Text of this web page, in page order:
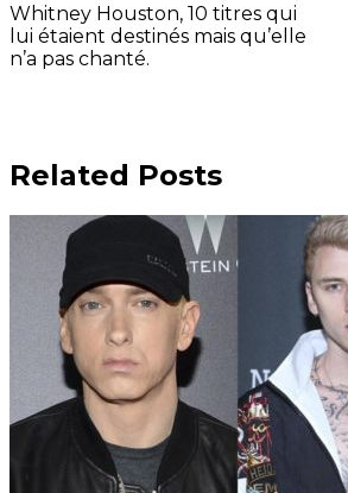
Whitney Houston, 10 titres qui
lui étaient destinés mais qu’elle
n’a pas chanté.
Related Posts